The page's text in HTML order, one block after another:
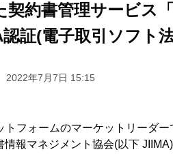
契約書管理サービス
証(電子取引ソフト
2022年7月7日 15:15
フォームのマーケットリーダ
情報マネジメント協会(以下